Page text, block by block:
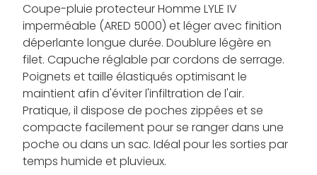
Coupe-pluie protecteur Homme LYLE IV
imperméable (ARED 5000) et léger avec finition
déperlante longue durée. Doublure légère en
filet. Capuche réglable par cordons de serrage.
Poignets et taille élastiqués optimisant le
maintient afin d'éviter l'infiltration de l'air.
Pratique, il dispose de poches zippées et se
compacte facilement pour se ranger dans une
poche ou dans un sac. Idéal pour les sorties par
temps humide et pluvieux.